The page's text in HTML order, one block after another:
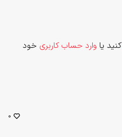
کنید یا وارد حساب کاربری خود
0